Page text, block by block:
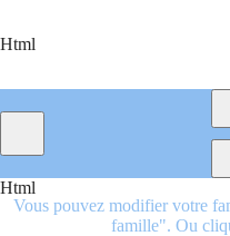
Html
Html
Vous pouvez modifier votre
famille". Ou